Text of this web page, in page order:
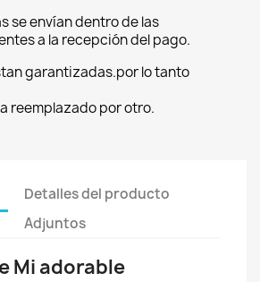
se envían dentro de las
a la recepción del pago.
garantizadas.por lo tanto
reemplazado por otro.
Detalles del producto
Adjuntos
Mi adorable